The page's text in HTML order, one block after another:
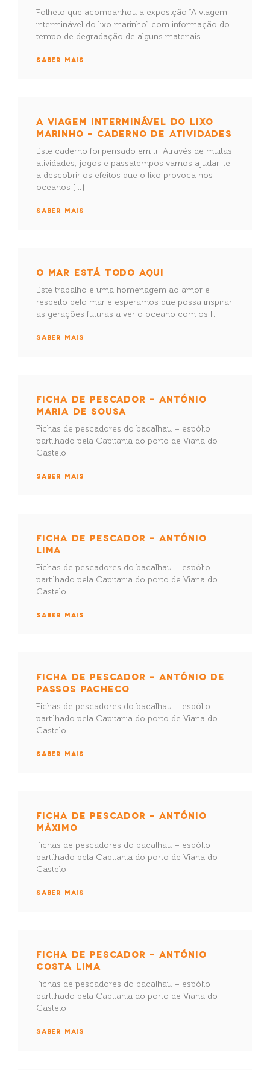
Folheto que acompanhou a exposição “A viagem
interminável do lixo marinho” com informação do
tempo de degradação de alguns materiais
SABER MAIS
A VIAGEM INTERMINÁVEL DO LIXO
MARINHO – CADERNO DE ATIVIDADES
Este caderno foi pensado em ti! Através de muitas
atividades, jogos e passatempos vamos ajudar-te
a descobrir os efeitos que o lixo provoca nos
oceanos […]
SABER MAIS
O MAR ESTÁ TODO AQUI
Este trabalho é uma homenagem ao amor e
respeito pelo mar e esperamos que possa inspirar
as gerações futuras a ver o oceano com os […]
SABER MAIS
FICHA DE PESCADOR – ANTÓNIO
MARIA DE SOUSA
Fichas de pescadores do bacalhau – espólio
partilhado pela Capitania do porto de Viana do
Castelo
SABER MAIS
FICHA DE PESCADOR – ANTÓNIO
LIMA
Fichas de pescadores do bacalhau – espólio
partilhado pela Capitania do porto de Viana do
Castelo
SABER MAIS
FICHA DE PESCADOR – ANTÓNIO DE
PASSOS PACHECO
Fichas de pescadores do bacalhau – espólio
partilhado pela Capitania do porto de Viana do
Castelo
SABER MAIS
FICHA DE PESCADOR – ANTÓNIO
MÁXIMO
Fichas de pescadores do bacalhau – espólio
partilhado pela Capitania do porto de Viana do
Castelo
SABER MAIS
FICHA DE PESCADOR – ANTÓNIO
COSTA LIMA
Fichas de pescadores do bacalhau – espólio
partilhado pela Capitania do porto de Viana do
Castelo
SABER MAIS